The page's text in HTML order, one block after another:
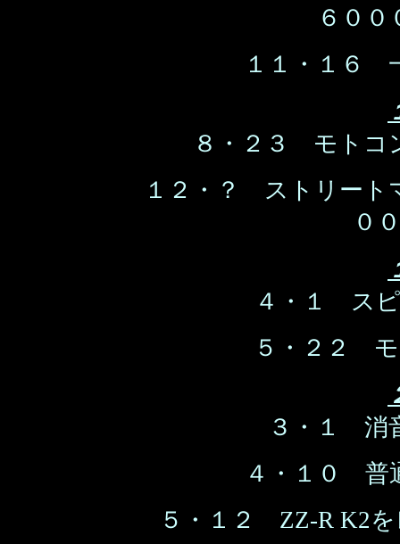
６００
１１・１６
８・２３ モトコ
１２・？ ストリート
０
４・１ ス
５・２２
３・１ 消
４・１０ 普
５・１２ ZZ-R K2